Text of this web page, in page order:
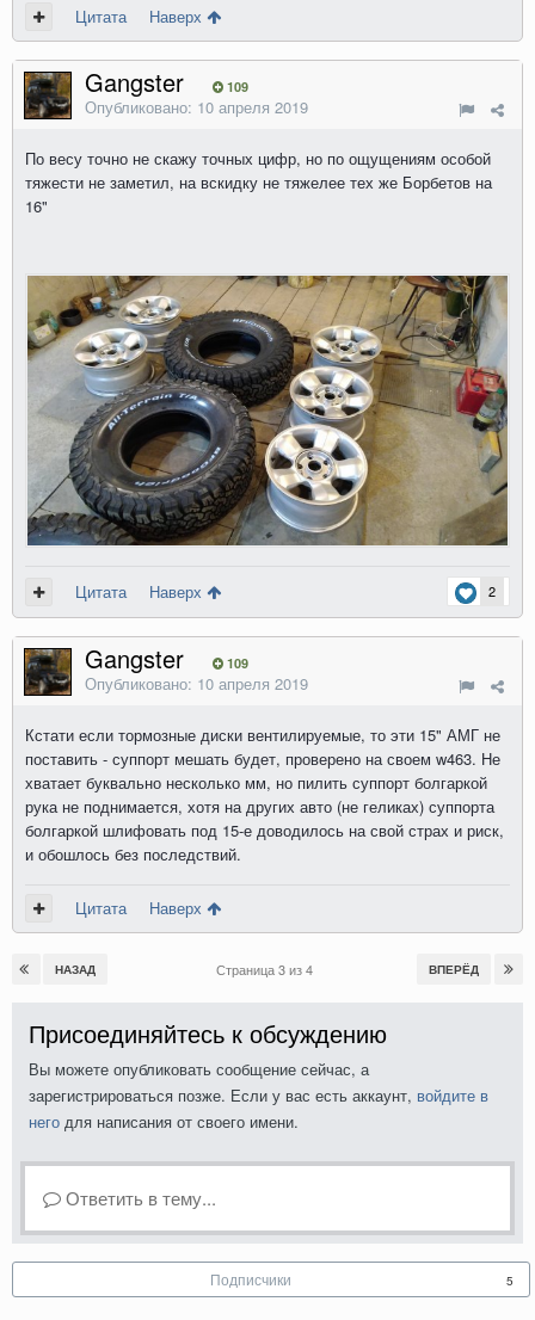
Цитата Наверх
Gangster 109
Опубликовано: 10 апреля 2019
По весу точно не скажу точных цифр, но по ощущениям особой
тяжести не заметил, на вскидку не тяжелее тех же Борбетов на
16"
2
Цитата Наверх
Gangster 109
Опубликовано: 10 апреля 2019
Кстати если тормозные диски вентилируемые, то эти 15" АМГ не
поставить - суппорт мешать будет, проверено на своем w463. Не
хватает буквально несколько мм, но пилить суппорт болгаркой
рука не поднимается, хотя на других авто (не геликах) суппорта
болгаркой шлифовать под 15-е доводилось на свой страх и риск,
и обошлось без последствий.
Цитата Наверх
НАЗАД ВПЕРЁД
Страница 3 из 4
Присоединяйтесь к обсуждению
Вы можете опубликовать сообщение сейчас, а
зарегистрироваться позже. Если у вас есть аккаунт, войдите в
него для написания от своего имени.
Ответить в тему...
Подписчики 5